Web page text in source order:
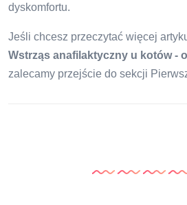
dyskomfortu.
Jeśli chcesz przeczytać więcej
Wstrząs anafilaktyczny u kotów -
zalecamy przejście do sekcji